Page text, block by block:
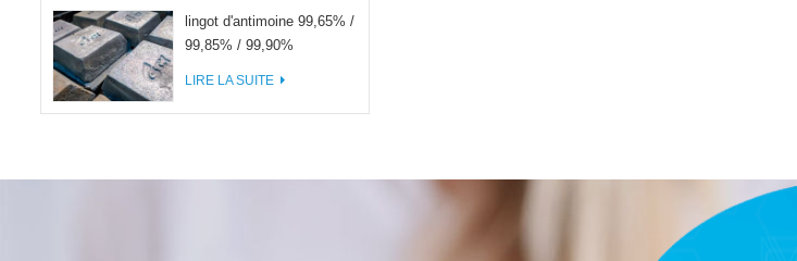
lingot d'antimoine 99,65% /
99,85% / 99,90%
LIRE LA SUITE